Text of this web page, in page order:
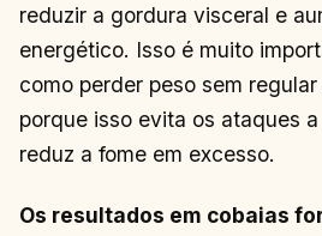
reduzir a gordura visceral e
energético. Isso é muito
como perder peso sem
porque isso evita os ataques
reduz a fome em excesso.
Os resultados em cobaias